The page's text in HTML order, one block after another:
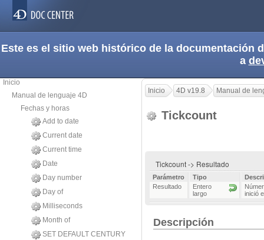
Este es el sitio web histórico de la documentación
a
Inicio
Manual de lenguaje 4D
Fechas y horas
Add to date
Current date
Current time
Date
Day number
Day of
Milliseconds
Month of
SET DEFAULT CENTURY
Inicio 4D v19.8 Manual de
Tickcount
Tickcount -> Resultado
Parámetro Tipo
Resultado
Entero
largo
inició
Descripción